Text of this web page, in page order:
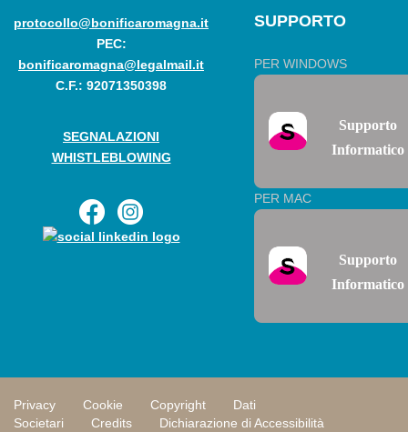
protocollo@bonificaromagna.it
PEC:
bonificaromagna@legalmail.it
C.F.: 92071350398
SEGNALAZIONI
WHISTLEBLOWING
SUPPORTO
PER WINDOWS
Supporto
Informatico
PER MAC
Supporto
Informatico
Privacy Cookie Copyright
Dati
Societari
Credits
Dichiarazione di Accessibilità